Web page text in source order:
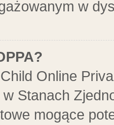
w
Online
Stanach
mogące